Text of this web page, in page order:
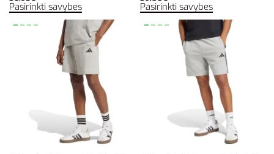
Pasirinkti savybes Pasirinkti savybes